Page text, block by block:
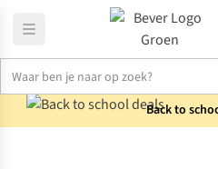
Back to